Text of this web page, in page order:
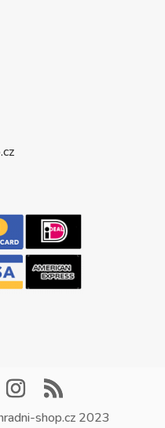
shop.cz 2023